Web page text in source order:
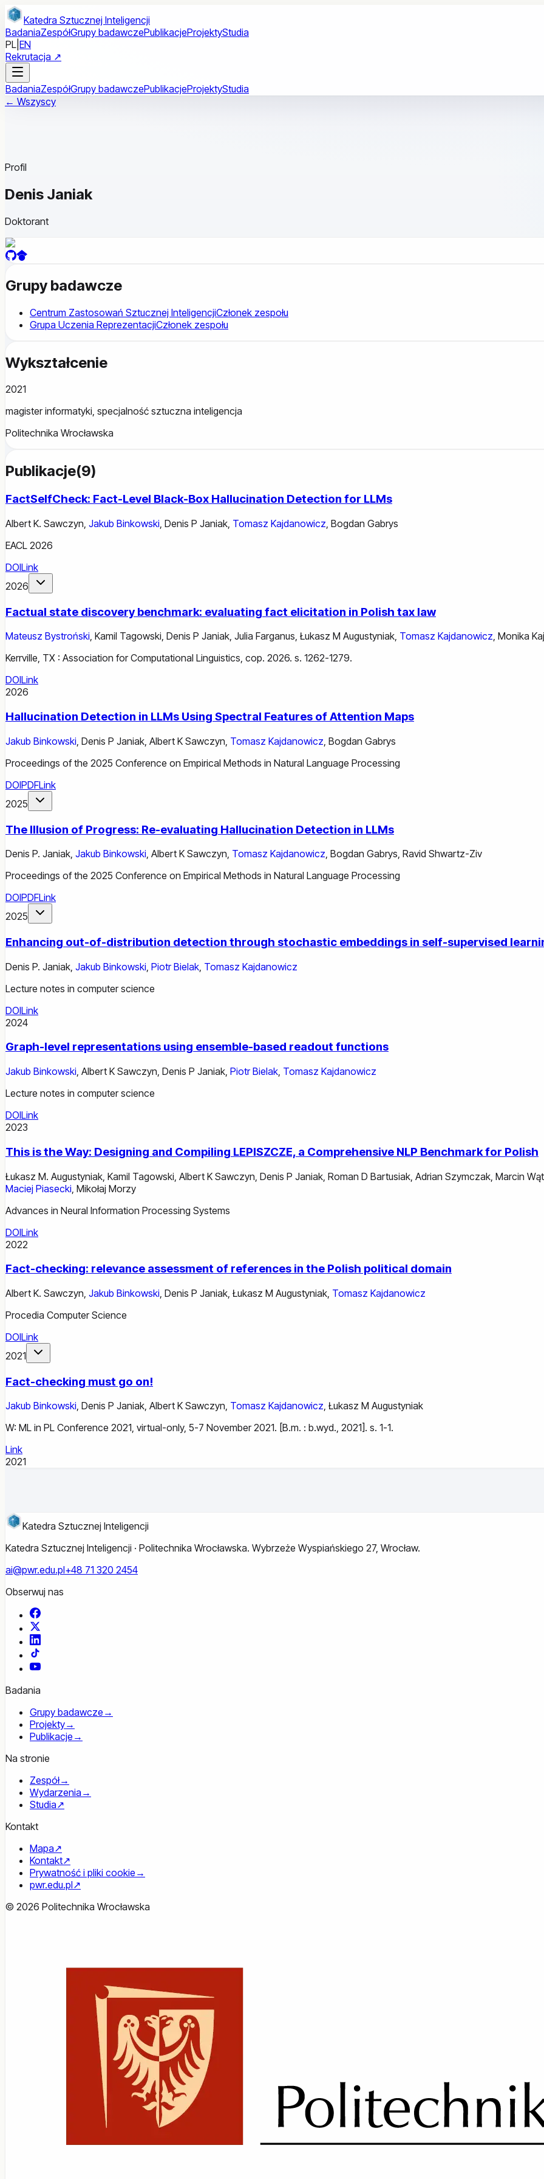
Przejdź do treści głównej
Katedra Sztucznej Inteligencji
BadaniaZespółGrupy badawczePublikacjeProjektyStudia
PL EN
Rekrutacja ↗
BadaniaZespółGrupy badawczePublikacjeProjektyStudia
← Wszyscy
Profil
Denis Janiak
Doktorant
Grupy badawcze
Centrum Zastosowań Sztucznej InteligencjiCzłonek zespołu
Grupa Uczenia ReprezentacjiCzłonek zespołu
Wykształcenie
2021
magister informatyki, specjalność sztuczna inteligencja
Politechnika Wrocławska
Publikacje(9)
FactSelfCheck: Fact-Level Black-Box Hallucination Detection for LLMs
Albert K. Sawczyn Jakub Binkowski Denis P Janiak Tomasz Kajdanowicz Bogdan Gabrys
EACL 2026
DOILink
2026
Factual state discovery benchmark: evaluating fact elicitation in Polish tax law
Mateusz Bystroński, Kamil Tagowski, Denis P Janiak, Julia Farganus, Łukasz M Augustyniak, Tomasz Kajdanowicz, Monika
Kerrville, TX : Association for Computational Linguistics, cop. 2026. s. 1262-1279.
DOILink
2026
Hallucination Detection in LLMs Using Spectral Features of Attention Maps
Jakub Binkowski Denis P Janiak Albert K Sawczyn Tomasz Kajdanowicz Bogdan Gabrys
Proceedings of the 2025 Conference on Empirical Methods in Natural Language Processing
DOIPDFLink
2025
The Illusion of Progress: Re-evaluating Hallucination Detection in LLMs
Denis P. Janiak, Jakub Binkowski, Albert K Sawczyn, Tomasz Kajdanowicz, Bogdan Gabrys, Ravid Shwartz-Ziv
Proceedings of the 2025 Conference on Empirical Methods in Natural Language Processing
DOIPDFLink
2025
Enhancing out-of-distribution detection through stochastic embeddings in self-supervised
Denis P. Janiak Jakub Binkowski Piotr Bielak Tomasz Kajdanowicz
Lecture notes in computer science
DOILink
2024
Graph-level representations using ensemble-based readout functions
Jakub Binkowski, Albert K Sawczyn, Denis P Janiak, Piotr Bielak, Tomasz Kajdanowicz
Lecture notes in computer science
DOILink
2023
This is the Way: Designing and Compiling LEPISZCZE, a Comprehensive NLP Benchmark for Polish
Łukasz M. Augustyniak Kamil Tagowski Albert K Sawczyn Denis P Janiak Roman D Bartusiak Adrian Szymczak Marcin
Maciej Piasecki Mikołaj Morzy
Advances in Neural Information Processing Systems
DOILink
2022
Fact-checking: relevance assessment of references in the Polish political domain
Albert K. Sawczyn, Jakub Binkowski, Denis P Janiak, Łukasz M Augustyniak, Tomasz Kajdanowicz
Procedia Computer Science
DOILink
2021
Fact-checking must go on!
Jakub Binkowski, Denis P Janiak, Albert K Sawczyn, Tomasz Kajdanowicz, Łukasz M Augustyniak
W: ML in PL Conference 2021, virtual-only, 5-7 November 2021. [B.m. : b.wyd., 2021]. s. 1-1.
Link
2021
Katedra Sztucznej Inteligencji
Katedra Sztucznej Inteligencji · Politechnika Wrocławska. Wybrzeże Wyspiańskiego 27, Wrocław.
ai@pwr.edu.pl+48 71 320 2454
Obserwuj nas
Facebook
YouTube
Badania
Grupy badawcze →
Projekty→
Publikacje →
Na stronie
Zespół→
Wydarzenia →
Studia↗
Kontakt
Mapa↗
Kontakt↗
Prywatność i pliki cookie →
pwr.edu.pl↗
© 2026 Politechnika Wrocławska